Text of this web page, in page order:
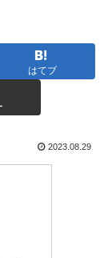
はてブ
2023.08.29